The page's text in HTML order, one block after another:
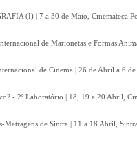
(I) | 7 a 30 de Maio, Cinemateca
de Marionetas e Formas
de Cinema | 26 de Abril a 6
- 2º Laboratório | 18, 19 e 20 Abril,
Metragens de Sintra | 11 a 18 Abril,